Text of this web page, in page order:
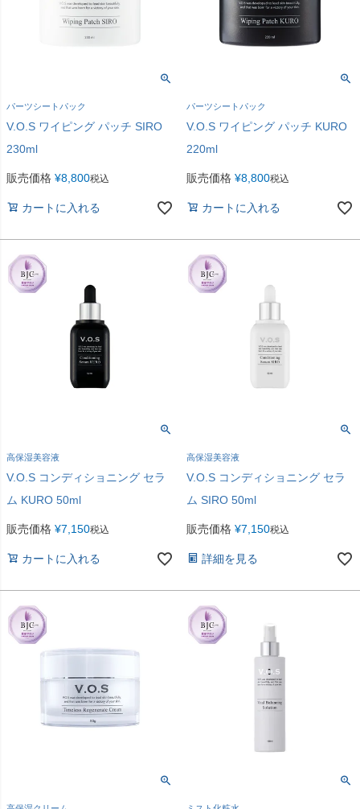
パーツシートパック
V.O.S ワイピング パッチ SIRO
230ml
販売価格 ¥8,800税込
カートに入れる
パーツシートパック
V.O.S ワイピング パッチ KURO
220ml
販売価格 ¥8,800税込
カートに入れる
高保湿美容液
V.O.S コンディショニング セラ
ム KURO 50ml
販売価格 ¥7,150税込
カートに入れる
高保湿美容液
V.O.S コンディショニング セラ
ム SIRO 50ml
販売価格 ¥7,150税込
詳細を見る